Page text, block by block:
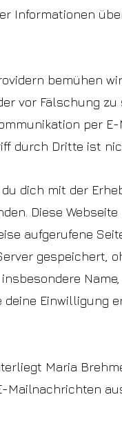
Informationen
bemühen
vor Fälschung
per
durch Dritte ist
dich mit der
Diese
aufgerufene
gespeichert,
Einwilligung
Maria
Mailnachrichten